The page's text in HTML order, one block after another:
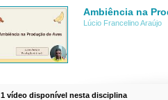
Ambiência na
Lúcio Francelino Araújo
1 vídeo disponível nesta disciplina